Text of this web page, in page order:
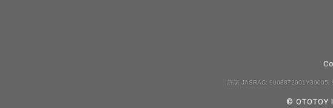
許諾 JASRAC:
©